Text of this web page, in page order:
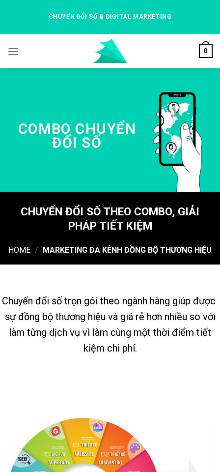
CHUYỂN ĐỔI SỐ & DIGITAL MARKETING
0
COMBO CHUYỂN
ĐỔI SỐ
CHUYỂN ĐỔI SỐ THEO COMBO, GIẢI
PHÁP TIẾT KIỆM
HOME / MARKETING ĐA KÊNH ĐỒNG BỘ THƯƠNG HIỆU
Chuyển đổi số trọn gói theo ngành hàng giúp được
sự đồng bộ thương hiệu và giá rẻ hơn nhiều so với
làm từng dịch vụ vì làm cùng một thời điểm tiết
kiệm chi phí.